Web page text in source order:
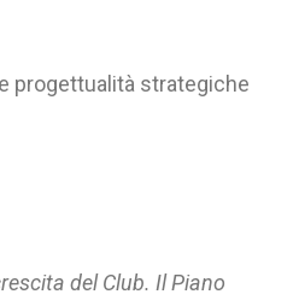
progettualità strategiche
del Club. Il Piano